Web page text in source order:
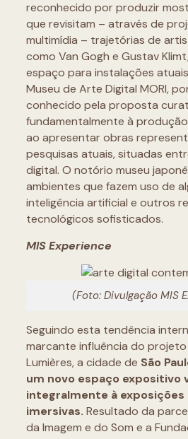
reconhecido por produzir
que revisitam – através de
multimídia – trajetórias de
como Van Gogh e Gustav
espaço para instalações
Museu de Arte Digital MORI,
conhecido pela proposta
fundamentalmente à
ao apresentar obras
pesquisas atuais, situadas
digital. O notório museu
ambientes que fazem uso de
inteligência artificial e outros
tecnológicos sofisticados.
MIS Experience
(Foto: Divulgação MIS
Seguindo esta tendência
marcante influência do
Lumières, a cidade de São
um novo espaço expositivo
integralmente à exposições
imersivas. Resultado da
da Imagem e do Som e a